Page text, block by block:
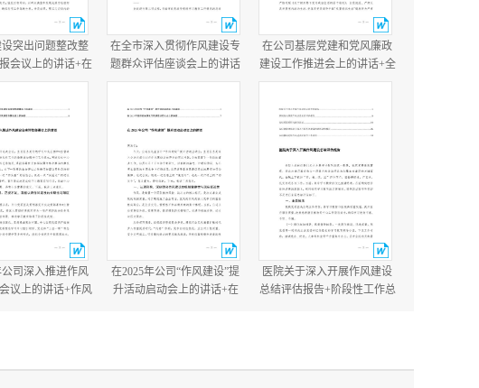
突出问题整改整
会议上的讲话+在
总结大会上的讲
在全市深入贯彻作风建设专
题群众评估座谈会上的讲话
+县政府党组作风建设总结会
在公司基层党建和党风廉政
建设工作推进会上的讲话+全
镇落实全面从严治党主体责
公司深入推进作风
议上的讲话+作风
在2025年公司“作风建设”提
升活动启动会上的讲话+在
医院关于深入开展作风建设
总结评估报告+阶段性工作总